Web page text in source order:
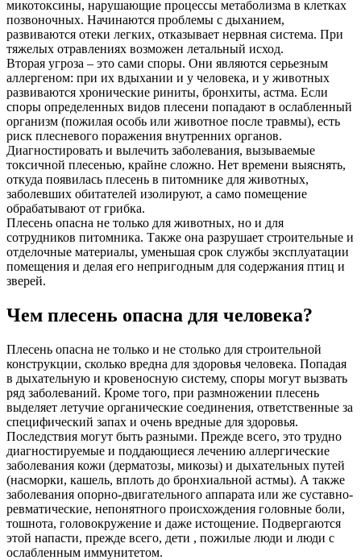
микотоксины, нарушающие процессы метаболизма в клетках
позвоночных. Начинаются проблемы с дыханием,
развиваются отеки легких, отказывает нервная система. При
тяжелых отравлениях возможен летальный исход.
Вторая угроза – это сами споры. Они являются серьезным
аллергеном: при их вдыхании и у человека, и у животных
развиваются хронические риниты, бронхиты, астма. Если
споры определенных видов плесени попадают в ослабленный
организм (пожилая особь или животное после травмы), есть
риск плесневого поражения внутренних органов.
Диагностировать и вылечить заболевания, вызываемые
токсичной плесенью, крайне сложно. Нет времени выяснять,
откуда появилась плесень в питомнике для животных,
заболевших обитателей изолируют, а само помещение
обрабатывают от грибка.
Плесень опасна не только для животных, но и для
сотрудников питомника. Также она разрушает строительные и
отделочные материалы, уменьшая срок службы эксплуатации
помещения и делая его непригодным для содержания птиц и
зверей.
Чем плесень опасна для человека?
Плесень опасна не только и не столько для строительной
конструкции, сколько вредна для здоровья человека. Попадая
в дыхательную и кровеносную систему, споры могут вызвать
ряд заболеваний. Кроме того, при размножении плесень
выделяет летучие органические соединения, ответственные за
специфический запах и очень вредные для здоровья.
Последствия могут быть разными. Прежде всего, это трудно
диагностируемые и поддающиеся лечению аллергические
заболевания кожи (дерматозы, микозы) и дыхательных путей
(насморки, кашель, вплоть до бронхиальной астмы). А также
заболевания опорно-двигательного аппарата или же суставно-
ревматические, непонятного происхождения головные боли,
тошнота, головокружение и даже истощение. Подвергаются
этой напасти, прежде всего, дети , пожилые люди и люди с
ослабленным иммунитетом.